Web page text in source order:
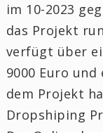
im 10-2023
das Projekt
verfügt über
9000 Euro und
dem Projekt
Dropshiping